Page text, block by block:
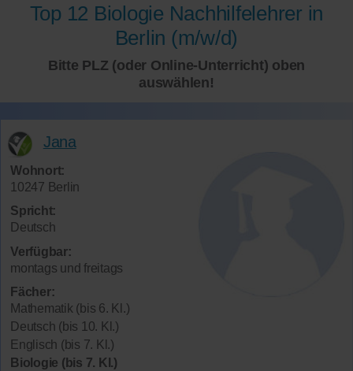
Top 12 Biologie Nachhilfelehrer in
Berlin (m/w/d)
Bitte PLZ (oder Online-Unterricht) oben
auswählen!
Jana
Wohnort:
10247 Berlin
Spricht:
Deutsch
Verfügbar:
montags und freitags
Fächer:
Mathematik (bis 6. Kl.)
Deutsch (bis 10. Kl.)
Englisch (bis 7. Kl.)
Biologie (bis 7. Kl.)